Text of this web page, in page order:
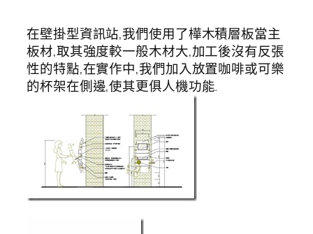
在壁掛型資訊站,我們使用了樺木積層板當主
板材,取其強度較一般木材大,加工後沒有反張
性的特點,在實作中,我們加入放置咖啡或可樂
的杯架在側邊,使其更俱人機功能.